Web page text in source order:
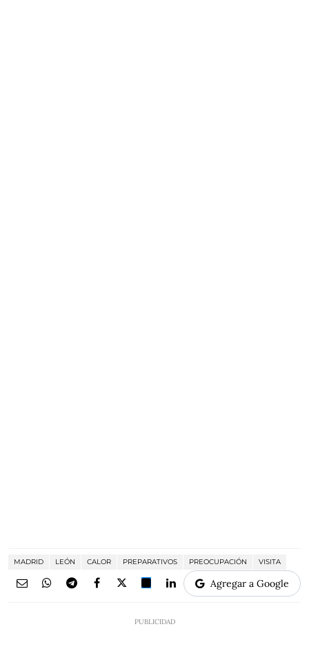
MADRID LEÓN CALOR PREPARATIVOS PREOCUPACIÓN VISITA
Agregar a Google